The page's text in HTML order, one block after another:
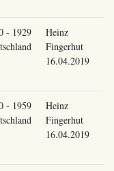
- 1929
Heinz
Fingerhut
16.04.2019
- 1959
Heinz
Fingerhut
16.04.2019